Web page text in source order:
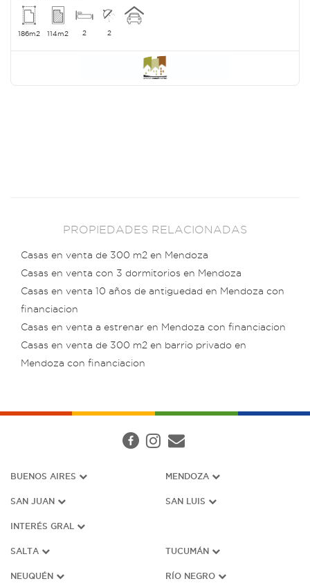
186m2 114m2 2 2
PROPIEDADES RELACIONADAS
Casas en venta de 300 m2 en Mendoza
Casas en venta con 3 dormitorios en Mendoza
Casas en venta 10 años de antiguedad en Mendoza con
financiacion
Casas en venta a estrenar en Mendoza con financiacion
Casas en venta de 300 m2 en barrio privado en
Mendoza con financiacion
BUENOS AIRES MENDOZA
SAN JUAN SAN LUIS
INTERÉS GRAL
SALTA TUCUMÁN
NEUQUÉN RÍO NEGRO